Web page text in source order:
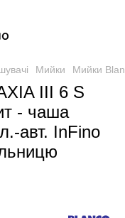
Мийки Мийки
III 6 S
- чаша
авт. InFino